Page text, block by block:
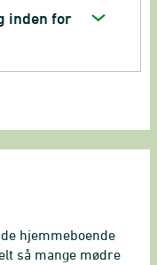
inden for
hjemmeboende
så mange mødre